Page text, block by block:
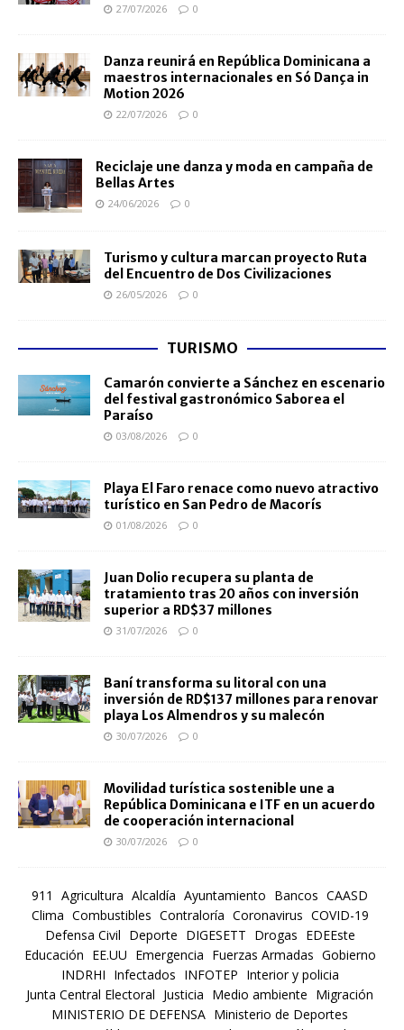
27/07/2026 0
Danza reunirá en República Dominicana a
maestros internacionales en Só Dança in
Motion 2026
22/07/2026 0
Reciclaje une danza y moda en campaña de
Bellas Artes
24/06/2026 0
Turismo y cultura marcan proyecto Ruta
del Encuentro de Dos Civilizaciones
26/05/2026 0
TURISMO
Camarón convierte a Sánchez en escenario
del festival gastronómico Saborea el
Paraíso
03/08/2026 0
Playa El Faro renace como nuevo atractivo
turístico en San Pedro de Macorís
01/08/2026 0
Juan Dolio recupera su planta de
tratamiento tras 20 años con inversión
superior a RD$37 millones
31/07/2026 0
Baní transforma su litoral con una
inversión de RD$137 millones para renovar
playa Los Almendros y su malecón
30/07/2026 0
Movilidad turística sostenible une a
República Dominicana e ITF en un acuerdo
de cooperación internacional
30/07/2026 0
911 Agricultura Alcaldía Ayuntamiento Bancos CAASD
Clima Combustibles Contraloría Coronavirus COVID-19
Defensa Civil Deporte DIGESETT Drogas EDEEste
Educación EE.UU Emergencia Fuerzas Armadas Gobierno
INDRHI Infectados INFOTEP Interior y policia
Junta Central Electoral Justicia Medio ambiente Migración
MINISTERIO DE DEFENSA Ministerio de Deportes